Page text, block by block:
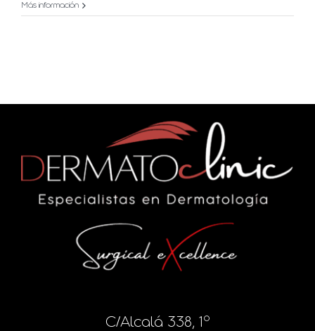
Más información
C/Alcalá 338, 1º